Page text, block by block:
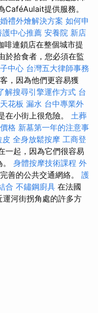
CaféAulait提供服務。
禮外燴解決方案 如何申
護中心推薦 安養院 新店
啡連鎖店在整個城市提
於拾食者，您必須在監
中心 台灣五大律師事務
，因為他們更容易獲
解搜尋引擎運作方式 台
天花板 漏水 台中專業外
在小街上很危險。 土葬
格 新墓第一年的注意事
皮 全身放鬆按摩 工商登
一起，因為它們很容易
身體按摩技術課程 外
善的公共交通網絡。 護
合 不鏽鋼廚具 在法國
河街拐角處的許多方